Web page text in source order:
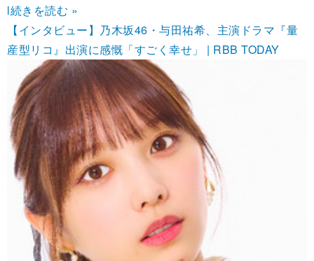
l続きを読む »
【インタビュー】乃木坂46・与田祐希、主演ドラマ『量
産型リコ』出演に感慨「すごく幸せ」 | RBB TODAY